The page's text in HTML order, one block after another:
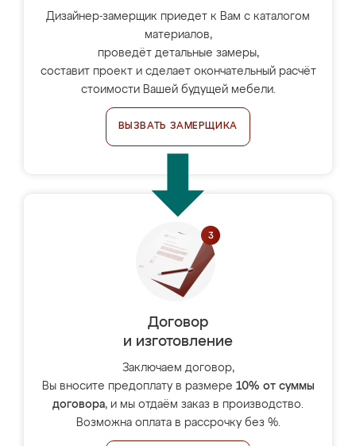
Дизайнер-замерщик приедет к Вам с каталогом
материалов,
проведёт детальные замеры,
составит проект и сделает окончательный расчёт
стоимости Вашей будущей мебели.
ВЫЗВАТЬ ЗАМЕРЩИКА
Договор
и изготовление
Заключаем договор,
Вы вносите предоплату в размере 10% от суммы
договора, и мы отдаём заказ в производство.
Возможна оплата в рассрочку без %.